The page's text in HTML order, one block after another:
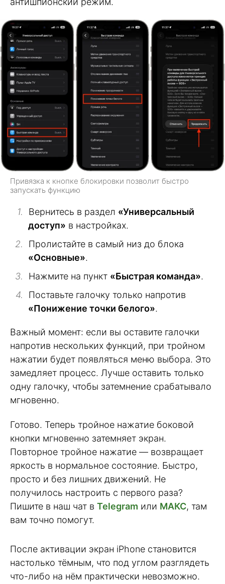
Привязка к кнопке блокировки позволит быстро
запускать функцию
Вернитесь в раздел «Универсальный
доступ» в настройках.
Пролистайте в самый низ до блока
«Основные».
Нажмите на пункт «Быстрая команда».
Поставьте галочку только напротив
«Понижение точки белого».
Важный момент: если вы оставите галочки
напротив нескольких функций, при тройном
нажатии будет появляться меню выбора. Это
замедляет процесс. Лучше оставить только
одну галочку, чтобы затемнение срабатывало
мгновенно.
Готово. Теперь тройное нажатие боковой
кнопки мгновенно затемняет экран.
Повторное тройное нажатие — возвращает
яркость в нормальное состояние. Быстро,
просто и без лишних движений. Не
получилось настроить с первого раза?
Пишите в наш чат в Telegram или МАКС, там
вам точно помогут.
После активации экран iPhone становится
настолько тёмным, что под углом разглядеть
что-либо на нём практически невозможно.